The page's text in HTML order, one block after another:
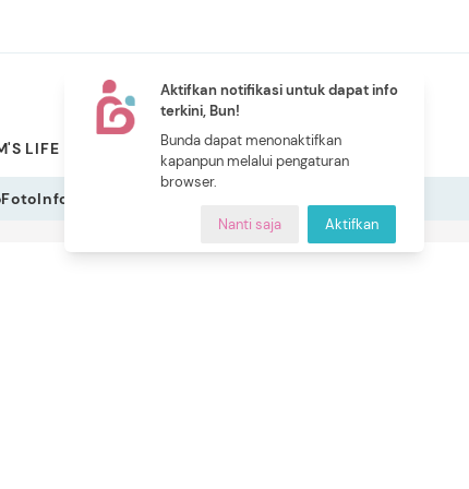
Aktifkan notifikasi untuk dapat info
terkini, Bun!
Bunda dapat menonaktifkan
kapanpun melalui pengaturan
browser.
Nanti saja Aktifkan
LIFE PILIHAN BUNDA
NEW
CERITA BUNDA
FotoInfografis